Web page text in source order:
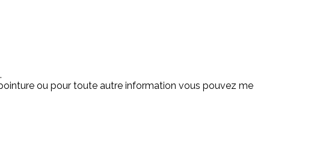
ou pour toute autre information vous pouvez me